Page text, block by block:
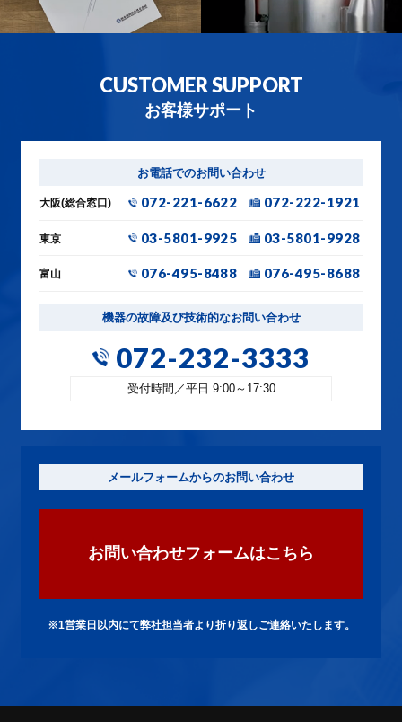
CUSTOMER SUPPORT
お客様サポート
お電話でのお問い合わせ
大阪(総合窓口) 072-221-6622 072-222-1921
東京 03-5801-9925 03-5801-9928
富山 076-495-8488 076-495-8688
機器の故障及び技術的なお問い合わせ
072-232-3333
受付時間／平日 9:00～17:30
メールフォームからのお問い合わせ
お問い合わせフォームはこちら
※1営業日以内にて弊社担当者より折り返しご連絡いたします。